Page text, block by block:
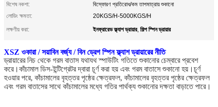
বিশেষ নকশা:
বিস্ফোরণ প্রতিরোধ/কম তাপমাত্রায় শুকানো
লোডিং ক্ষমতা:
20KGS/H-5000KGS/H
লক্ষণীয় করা:
ইনফ্রারেড ফ্ল্যাশ ড্রায়ার, শিল্প স্পিন ড্রায়ার
XSZ ওকারা / সয়াবিন বর্জ্য / বিন ড্রেগ স্পিন ফ্ল্যাশ ড্রায়ারের নীতি
ড্রায়ারের নিচ থেকে গরম বাতাস যথাযথ স্পাউটিং গতিতে শুকানোর চেম্বারে প্রবেশ
করে।কাঁচামাল ডিস-ইন্টিগ্রেটর দ্বারা চূর্ণ করা হয় এবং গরম বাতাসে শুকানো হয়।চূর্ণ
হওয়ার পরে, কাঁচামালের বৃহত্তর পৃষ্ঠের ক্ষেত্রফল, কাঁচামালের বৃহত্তর পৃষ্ঠের ক্ষেত্রফল
এবং গরম বাতাসের সাথে কাঁচামালের মধ্যে গতির পার্থক্য শুকানোর দক্ষতা বাড়াতে পারে।